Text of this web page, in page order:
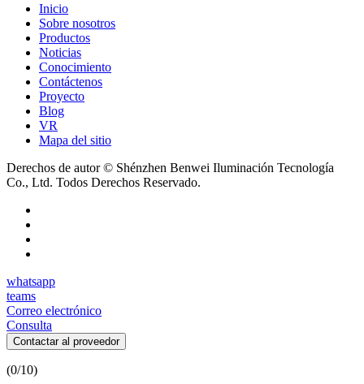
Inicio
Sobre nosotros
Productos
Noticias
Conocimiento
Contáctenos
Proyecto
Blog
VR
Mapa del sitio
Derechos de autor © Shénzhen Benwei Iluminación Tecnología
Co., Ltd. Todos Derechos Reservado.
whatsapp
teams
Correo electrónico
Consulta
Contactar al proveedor
(0/10)